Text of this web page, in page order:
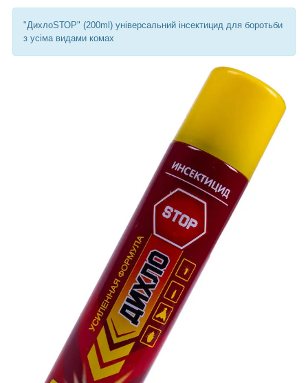
"ДихлоЅТОР" (200ml) універсальний інсектицид для боротьби
з усіма видами комах